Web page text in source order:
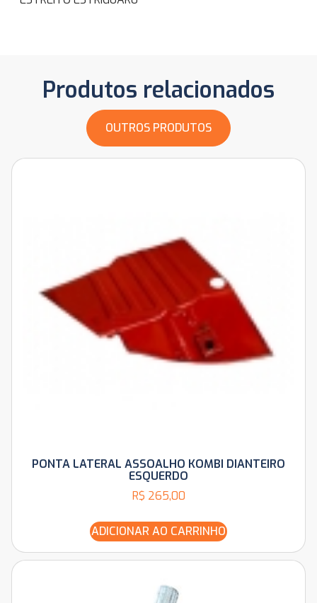
Produtos relacionados
OUTROS PRODUTOS
PONTA LATERAL ASSOALHO KOMBI DIANTEIRO
ESQUERDO
R$ 265,00
ADICIONAR AO CARRINHO